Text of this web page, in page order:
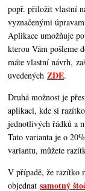
popř. přiložit vlastní
vyznačenými
Aplikace umožňuje
kterou Vám pošleme
máte vlastní návrh,
uvedenýchZDE.
Druhá možnost je
aplikaci, kde si
jednotlivých řádků a
Tato varianta je o
variantu, můžete
V případě, že razítko
objednatsamotný